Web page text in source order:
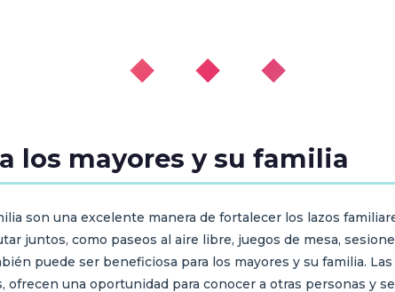
◆ ◆ ◆
los mayores y su familia
son una excelente manera de fortalecer los lazos
juntos, como paseos al aire libre, juegos de mesa,
puede ser beneficiosa para los mayores y su familia.
ofrecen una oportunidad para conocer a otras personas y